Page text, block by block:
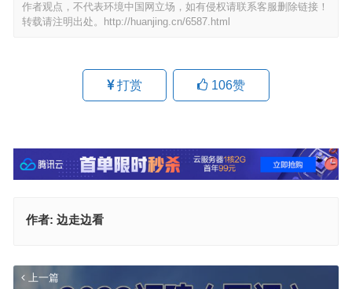
作者观点，不代表环境中国网立场，如有侵权请联系客服删除链接！
转载请注明出处。
http://huanjing.cn/6587.html
打赏 106赞
作者: 边走边看
上一篇